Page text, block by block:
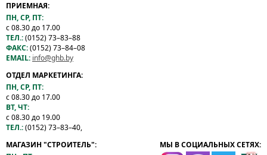
ПРИЕМНАЯ:
ПН, СР, ПТ:
с 08.30 до 17.00
ТЕЛ.:(0152) 73–83–88
ФАКС:(0152) 73–84–08
EMAIL: info@ghb.by
ОТДЕЛ МАРКЕТИНГА:
ПН, СР, ПТ:
с 08.30 до 17.00
ВТ, ЧТ:
с 08.30 до 19.00
ТЕЛ.:(0152) 73–83–40,
МАГАЗИН "СТРОИТЕЛЬ":
МЫ В СОЦИАЛЬНЫХ СЕТЯХ: